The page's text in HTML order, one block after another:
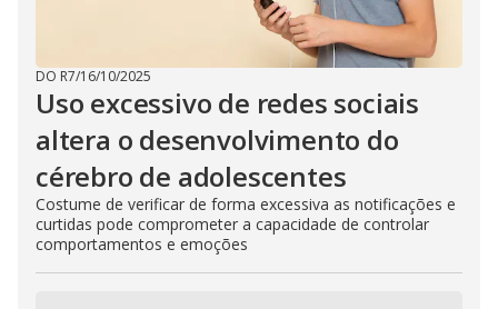
DO R7/16/10/2025
Uso excessivo de redes sociais
altera o desenvolvimento do
cérebro de adolescentes
Costume de verificar de forma excessiva as notificações e
curtidas pode comprometer a capacidade de controlar
comportamentos e emoções